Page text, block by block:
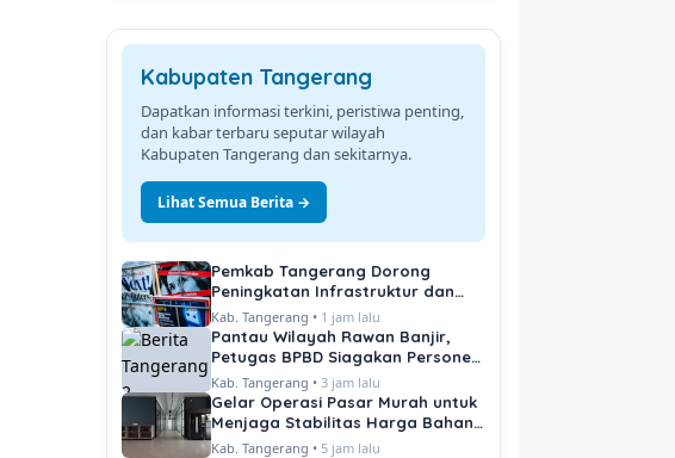
Kabupaten Tangerang
Dapatkan informasi terkini, peristiwa penting,
dan kabar terbaru seputar wilayah
Kabupaten Tangerang dan sekitarnya.
Lihat Semua Berita →
Pemkab Tangerang Dorong
Peningkatan Infrastruktur dan
Pelayanan Publik
Kab. Tangerang • 1 jam lalu
Pantau Wilayah Rawan Banjir,
Petugas BPBD Siagakan Personel
di Titik Kritis
Kab. Tangerang •3 jam lalu
Gelar Operasi Pasar Murah untuk
Menjaga Stabilitas Harga Bahan
Pokok
Kab. Tangerang • 5 jam lalu